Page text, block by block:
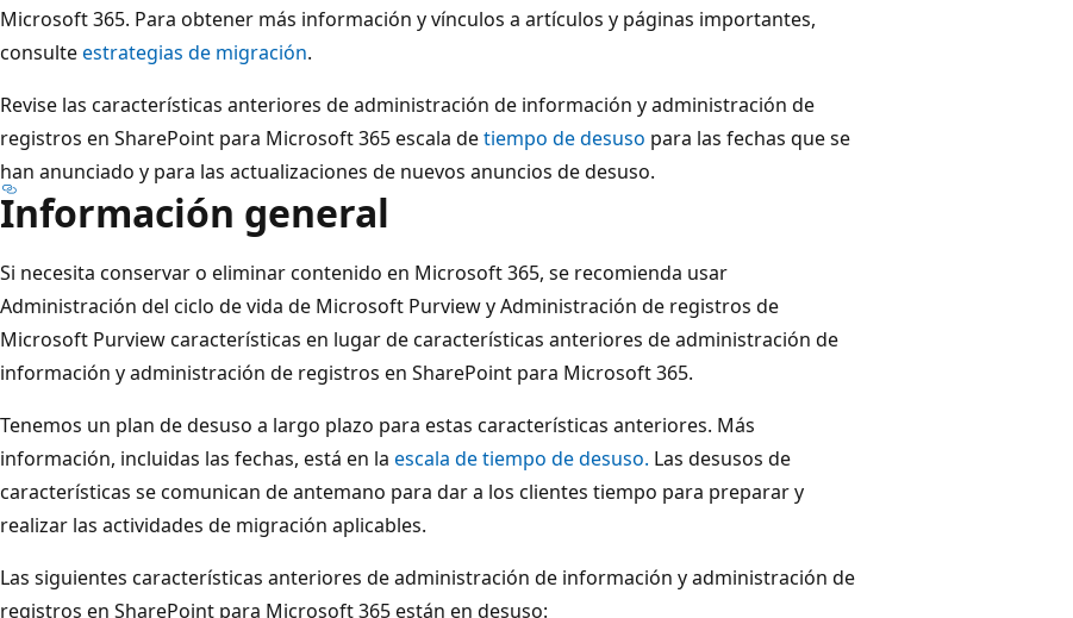
Microsoft 365. Para obtener más información y vínculos a artículos y páginas importantes,
consulteestrategias de migración.
Revise las características anteriores de administración de información y administración de
registros en SharePoint para Microsoft 365 escala detiempo de desuso para las fechas que se
han anunciado y para las actualizaciones de nuevos anuncios de desuso.
Información general
Si necesita conservar o eliminar contenido en Microsoft 365, se recomienda usar
Administración del ciclo de vida de Microsoft Purview y Administración de registros de
Microsoft Purview características en lugar de características anteriores de administración de
información y administración de registros en SharePoint para Microsoft 365.
Tenemos un plan de desuso a largo plazo para estas características anteriores. Más
información, incluidas las fechas, está en la escala de tiempo de desuso. Las desusos de
características se comunican de antemano para dar a los clientes tiempo para preparar y
realizar las actividades de migración aplicables.
Las siguientes características anteriores de administración de información y administración de
registros en SharePoint para Microsoft 365 están en desuso: